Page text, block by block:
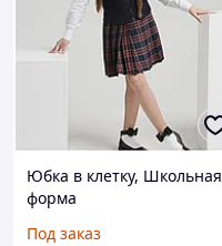
Юбка в клетку, Школьная
форма
Под заказ